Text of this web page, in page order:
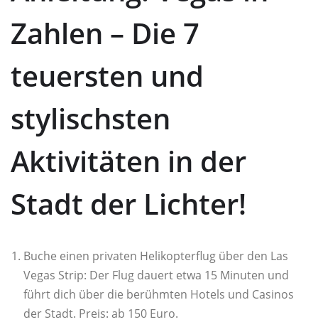
Zahlen – Die 7
teuersten und
stylischsten
Aktivitäten in der
Stadt der Lichter!
Buche einen privaten Helikopterflug über den Las
Vegas Strip: Der Flug dauert etwa 15 Minuten und
führt dich über die berühmten Hotels und Casinos
der Stadt. Preis: ab 150 Euro.